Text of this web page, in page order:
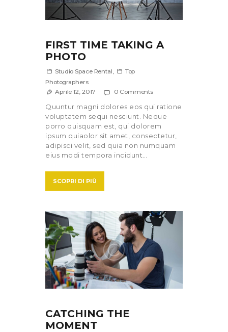
FIRST TIME TAKING A
PHOTO
Studio Space Rental
Top
Photographers
Aprile 12, 2017
0 Comments
Quuntur magni dolores eos qui ratione
voluptatem sequi nesciunt. Neque
porro quisquam est, qui dolorem
ipsum quiaolor sit amet, consectetur,
adipisci velit, sed quia non numquam
eius modi tempora incidunt…
SCOPRI DI PIÙ
CATCHING THE
MOMENT